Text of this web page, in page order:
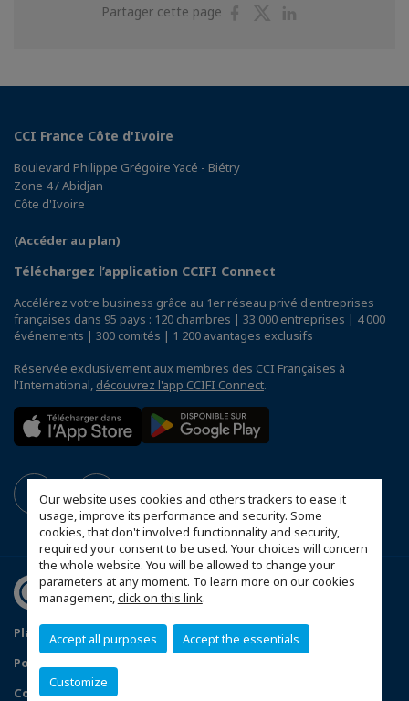
Our website uses cookies and others trackers to ease it
usage, improve its performance and security. Some
cookies, that don't involved functionnality and security,
required your consent to be used. Your choices will concern
the whole website. You will be allowed to change your
parameters at any moment. To learn more on our cookies
management,click on this link.
Accept all purposes Accept the essentials
Customize
Partager cette page
PartagerPartager
CCI France Côte d'Ivoire
Boulevard Philippe Grégoire Yacé - Biétry
Zone 4 / Abidjan
Côte d'Ivoire
(Accéder au plan)
Téléchargez l’application CCIFI Connect
Accélérez votre business grâce au 1er réseau privé d'entreprises
françaises dans 95 pays : 120 chambres | 33 000 entreprises | 4 000
événements | 300 comités | 1 200 avantages exclusifs
Réservée exclusivement aux membres des CCI Françaises à
l'International, découvrez l'app CCIFI Connect.
Plan du site
Mentions légales
Politique de confidentialité
Configurer vos préférences cookies